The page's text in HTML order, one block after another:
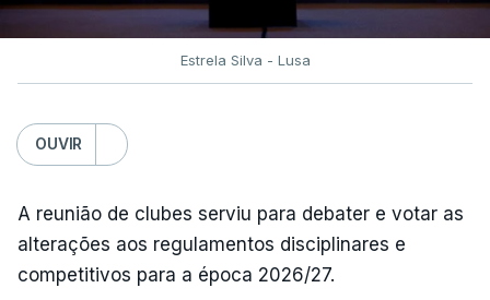
Estrela Silva - Lusa
OUVIR
A reunião de clubes serviu para debater e votar as
alterações aos regulamentos disciplinares e
competitivos para a época 2026/27.